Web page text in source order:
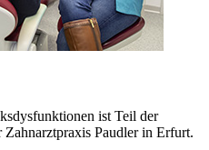
ist Teil der
Paudler in Erfurt.